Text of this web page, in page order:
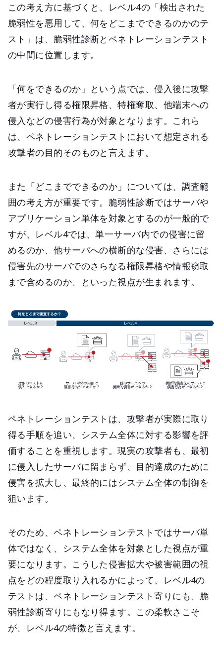
この考え方に基づくと、レベル4の「検出された
脆弱性を悪用して、何をどこまでできるのかのテ
スト」は、脆弱性診断とペネトレーションテスト
の中間に位置します。​
「何をできるのか」という点では、侵入後に攻撃
者が実行し得る権限昇格、特権奪取、他端末への
侵入などの侵害行為が対象となります。これら
は、ペネトレーションテストにおいて想定される
攻撃者の目的そのものと言えます。​
また「どこまでできるのか」については、調査範
囲の考え方が重要です。脆弱性診断ではサーバや
アプリケーション単体を対象とするのが一般的で
すが、レベル4では、単一サーバ内での侵害に留
めるのか、他サーバへの横断的な侵害、さらには
侵害先のサーバでのさらなる権限昇格や情報窃取
まで含めるのか、といった視点が生まれます。​
ペネトレーションテストは、攻撃者が実際に取り
得る手順を追い、システム全体に対する影響を評
価することを重視します。現実の攻撃者も、最初
に侵入したサーバに留まらず、目的達成のために
侵害を拡大し、最終的にはシステム全体の制御を
狙います。​
そのため、ペネトレーションテストではサーバ単
体ではなく、システム全体を対象とした視点が重
要になります。こうした侵害拡大や被害範囲の視
点をどの程度取り入れるかによって、レベル4の
テストは、ペネトレーションテスト寄りにも、脆
弱性診断寄りにもなり得ます。この柔軟さこそ
が、レベル4の特徴と言えます。